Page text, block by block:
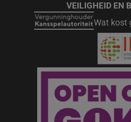
VEILIGHEID EN
Wat kost